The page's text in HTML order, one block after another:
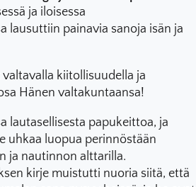
ja iloisessa
lausuttiin painavia sanoja isän ja
kiitollisuudella ja
Hänen valtakuntaansa!
lautasellisesta papukeittoa, ja
uhkaa luopua perinnöstään
ja nautinnon alttarilla.
kirje muistutti nuoria siitä, että